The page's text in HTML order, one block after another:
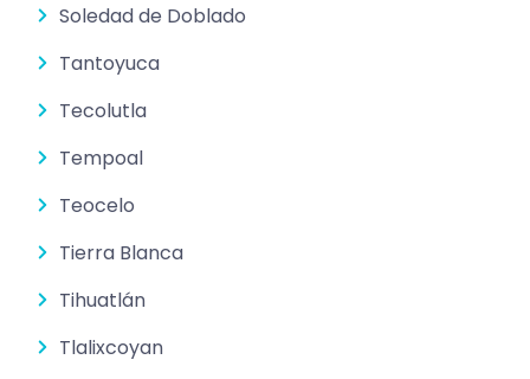
Soledad de Doblado
Tantoyuca
Tecolutla
Tempoal
Teocelo
Tierra Blanca
Tihuatlán
Tlalixcoyan